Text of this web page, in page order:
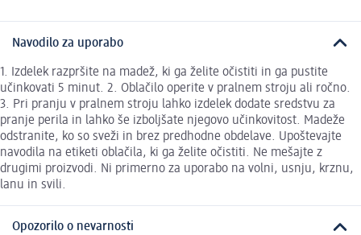
Navodilo za uporabo
1. Izdelek razpršite na madež, ki ga želite očistiti in ga pustite
učinkovati 5 minut. 2. Oblačilo operite v pralnem stroju ali ročno.
3. Pri pranju v pralnem stroju lahko izdelek dodate sredstvu za
pranje perila in lahko še izboljšate njegovo učinkovitost. Madeže
odstranite, ko so sveži in brez predhodne obdelave. Upoštevajte
navodila na etiketi oblačila, ki ga želite očistiti. Ne mešajte z
drugimi proizvodi. Ni primerno za uporabo na volni, usnju, krznu,
lanu in svili.
Opozorilo o nevarnosti